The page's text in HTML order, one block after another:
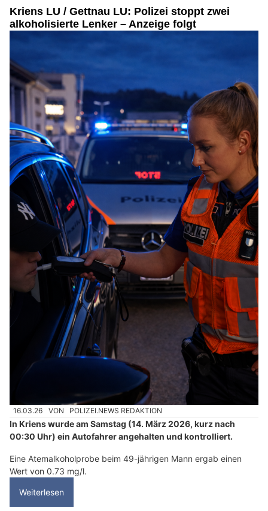
Kriens LU / Gettnau LU: Polizei stoppt zwei
alkoholisierte Lenker – Anzeige folgt
16.03.26 VON POLIZEI.NEWS REDAKTION
In Kriens wurde am Samstag (14. März 2026, kurz nach
00:30 Uhr) ein Autofahrer angehalten und kontrolliert.
Eine Atemalkoholprobe beim 49-jährigen Mann ergab einen
Wert von 0.73 mg/l.
Weiterlesen